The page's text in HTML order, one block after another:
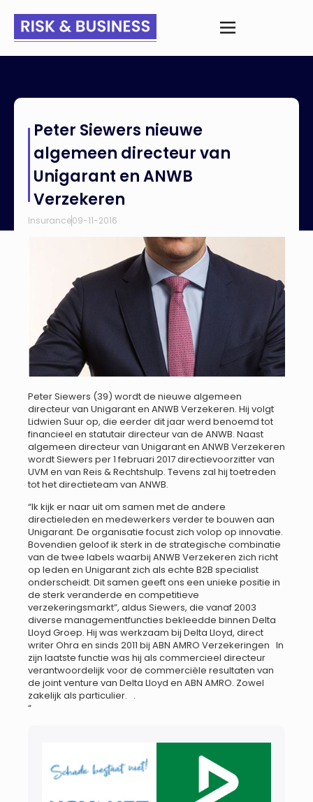
van Unigarant en ANWB Verzekeren
Peter Siewers nieuwe
algemeen directeur van
Unigarant en ANWB
Verzekeren
Insurance09-11-2016
Peter Siewers (39) wordt de nieuwe algemeen
directeur van Unigarant en ANWB Verzekeren. Hij volgt
Lidwien Suur op, die eerder dit jaar werd benoemd tot
financieel en statutair directeur van de ANWB. Naast
algemeen directeur van Unigarant en ANWB Verzekeren
wordt Siewers per 1 februari 2017 directievoorzitter van
UVM en van Reis & Rechtshulp. Tevens zal hij toetreden
tot het directieteam van ANWB.
“Ik kijk er naar uit om samen met de andere
directieleden en medewerkers verder te bouwen aan
Unigarant. De organisatie focust zich volop op innovatie.
Bovendien geloof ik sterk in de strategische combinatie
van de twee labels waarbij ANWB Verzekeren zich richt
op leden en Unigarant zich als echte B2B specialist
onderscheidt. Dit samen geeft ons een unieke positie in
de sterk veranderde en competitieve
verzekeringsmarkt”, aldus Siewers, die vanaf 2003
diverse managementfuncties bekleedde binnen Delta
Lloyd Groep. Hij was werkzaam bij Delta Lloyd, direct
writer Ohra en sinds 2011 bij ABN AMRO Verzekeringen In
zijn laatste functie was hij als commercieel directeur
verantwoordelijk voor de commerciële resultaten van
de joint venture van Delta Lloyd en ABN AMRO. Zowel
zakelijk als particulier. .
“